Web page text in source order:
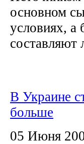
основном
условиях,
составляют
В Украине
больше
05 Июня